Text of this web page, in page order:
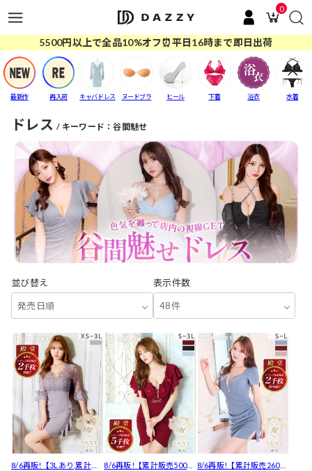
0
5500円以上で全品10%オフ⏰平日16時まで即日出荷
最新作 再入荷 キャバドレス ヌードブラ ヒール 下着 浴衣 水着
ドレス キーワード：谷間魅せ
並び替え
発売日順
表示件数
48件
8/6再販!【3Lあり,累計販
8/6再販!【累計販売5000
8/6再販!【累計販売2600